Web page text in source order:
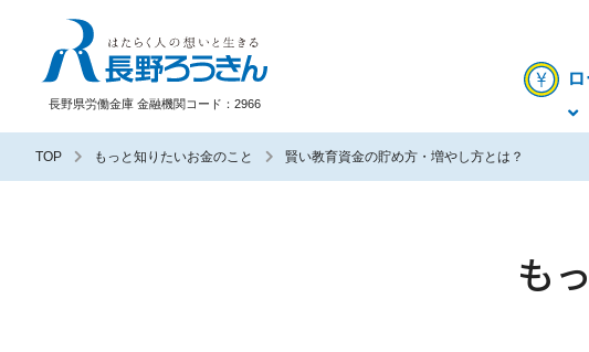
長野県労働金庫 金融機関コード：2966
TOP もっと知りたいお金のこと 賢い教育資金の貯め方・増やし方とは？
も